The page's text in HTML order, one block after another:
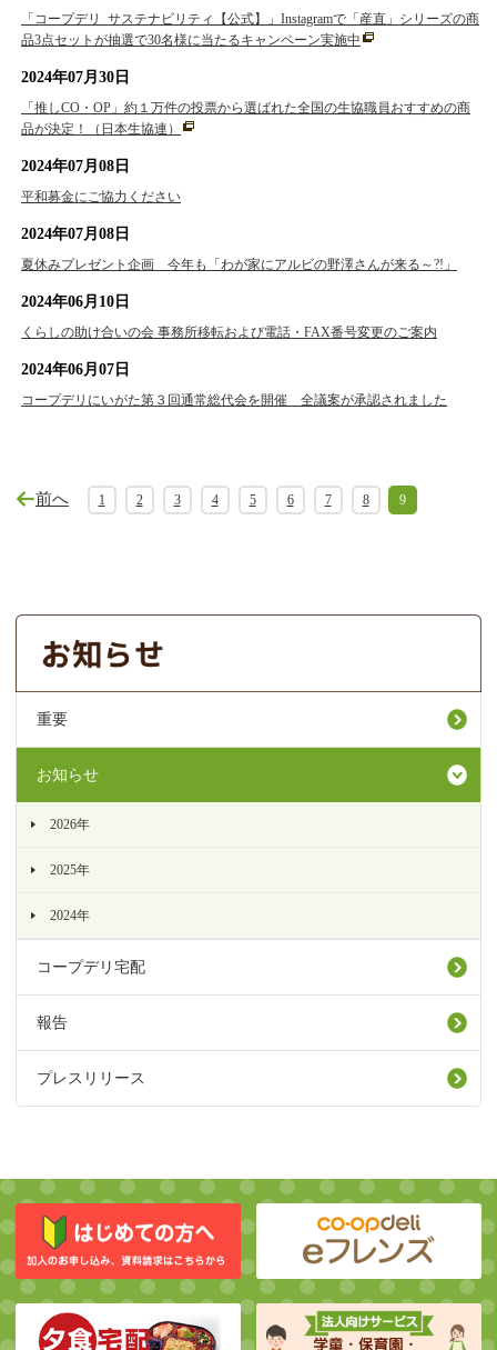
「コープデリ_サステナビリティ【公式】」Instagramで「産直」シリーズの商
品3点セットが抽選で30名様に当たるキャンペーン実施中
2024年07月30日
「推しCO・OP」約１万件の投票から選ばれた全国の生協職員おすすめの商
品が決定！（日本生協連）
2024年07月08日
平和募金にご協力ください
2024年07月08日
夏休みプレゼント企画 今年も「わが家にアルビの野澤さんが来る～?!」
2024年06月10日
くらしの助け合いの会 事務所移転および電話・FAX番号変更のご案内
2024年06月07日
コープデリにいがた第３回通常総代会を開催 全議案が承認されました
前へ 1 2 3 4 5 6 7 8 9
重要
お知らせ
2026年
2025年
2024年
コープデリ宅配
報告
プレスリリース